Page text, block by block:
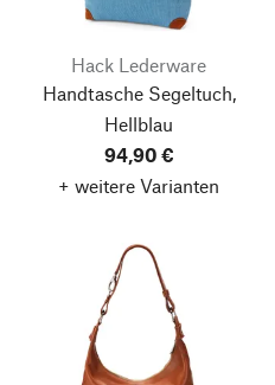
Hack Lederware
Handtasche Segeltuch,
Hellblau
94,90 €
+ weitere Varianten